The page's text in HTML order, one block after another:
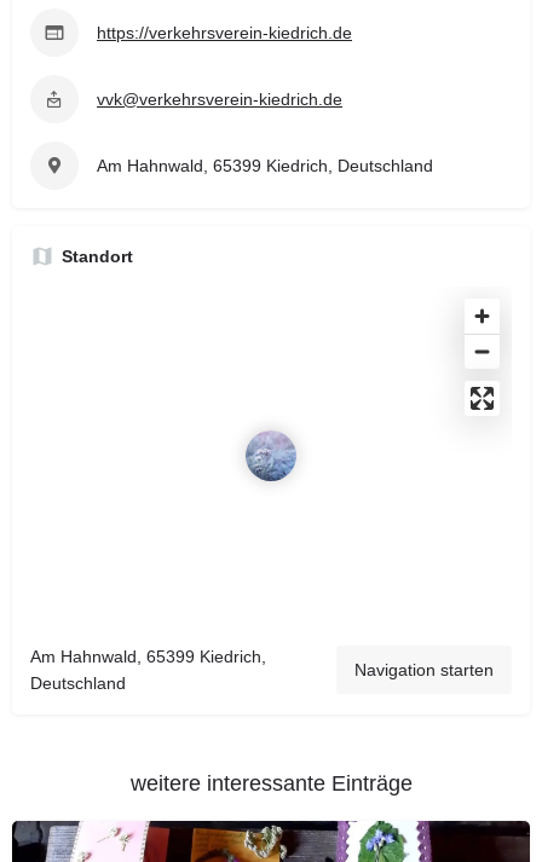
https://verkehrsverein-kiedrich.de
vvk@verkehrsverein-kiedrich.de
Am Hahnwald, 65399 Kiedrich, Deutschland
Standort
Am Hahnwald, 65399 Kiedrich,
Deutschland
Navigation starten
weitere interessante Einträge